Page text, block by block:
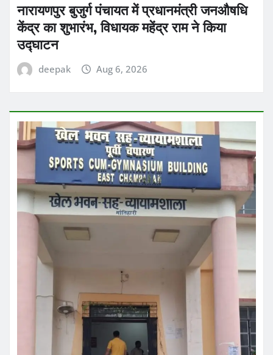
नारायणपुर बुजुर्ग पंचायत में प्रधानमंत्री जनऔषधि
केंद्र का शुभारंभ, विधायक महेंद्र राम ने किया
उद्घाटन
deepak Aug 6, 2026